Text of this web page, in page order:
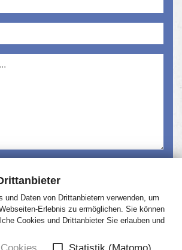
und Daten von Drittanbietern verwenden, um
Erlebnis zu ermöglichen. Sie können
Cookies und Drittanbieter Sie erlauben und
Absenden